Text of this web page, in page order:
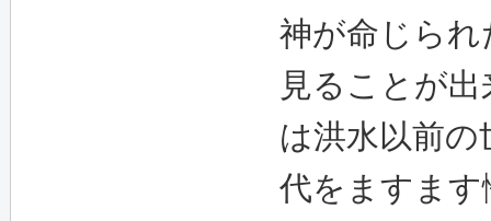
神が命じら
見ることが
は洪水以前
代をますま